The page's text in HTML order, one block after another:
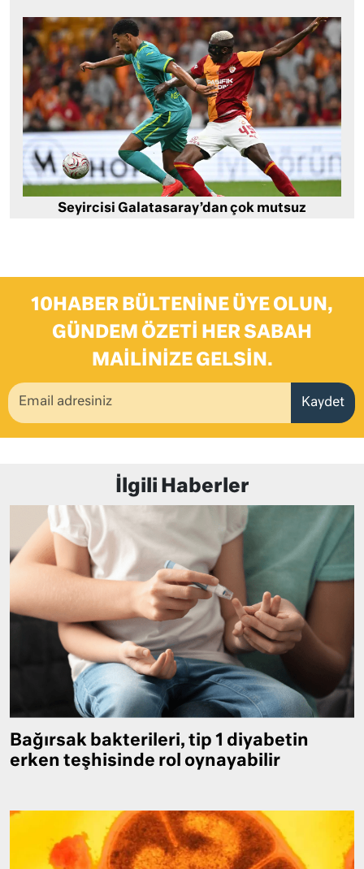
Seyircisi Galatasaray’dan çok mutsuz
10HABER BÜLTENINE ÜYE OLUN,
GÜNDEM ÖZETI HER SABAH
MAILINIZE GELSIN.
Kaydet
İlgili Haberler
Bağırsak bakterileri, tip 1 diyabetin
erken teşhisinde rol oynayabilir